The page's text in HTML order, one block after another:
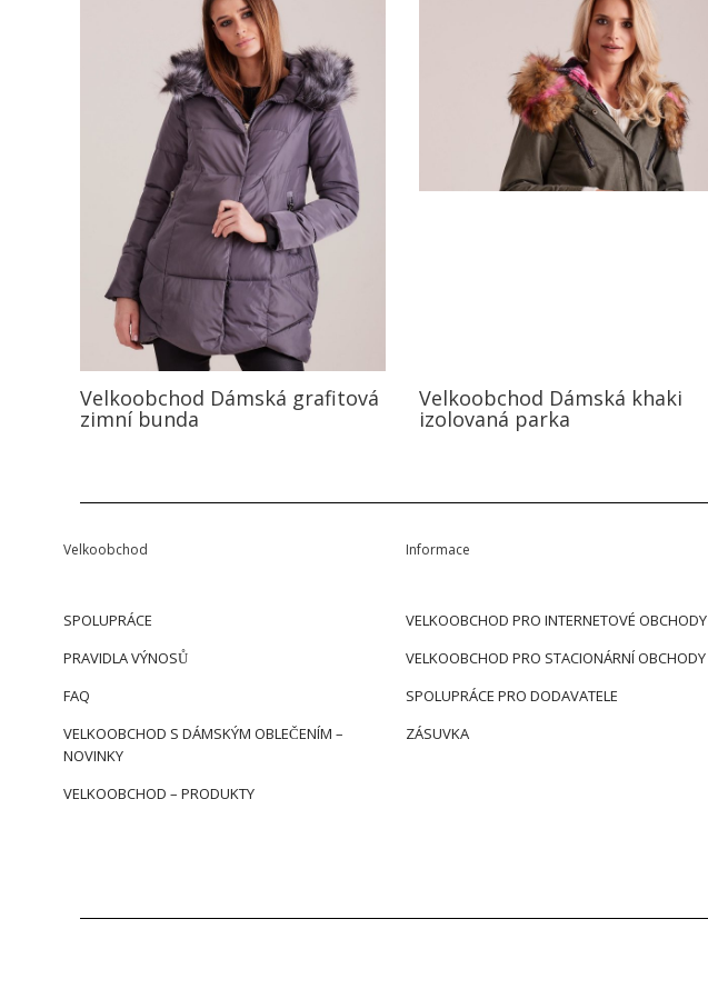
Velkoobchod Dámská grafitová
zimní bunda
Velkoobchod Dámská khaki
izolovaná parka
Velkoobchod
SPOLUPRÁCE
PRAVIDLA VÝNOSŮ
FAQ
VELKOOBCHOD S DÁMSKÝM OBLEČENÍM –
NOVINKY
VELKOOBCHOD – PRODUKTY
Informace
VELKOOBCHOD PRO INTERNETOVÉ OBCHODY
VELKOOBCHOD PRO STACIONÁRNÍ OBCHODY
SPOLUPRÁCE PRO DODAVATELE
ZÁSUVKA